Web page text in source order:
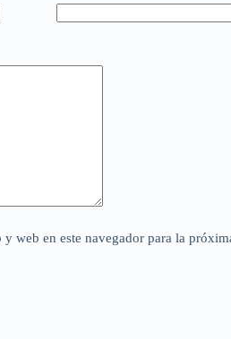
web en este navegador para la